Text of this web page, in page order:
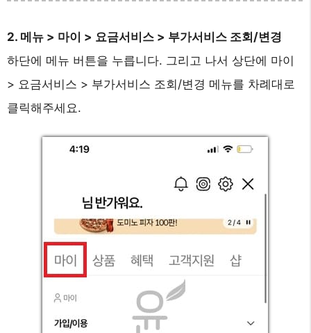
2. 메뉴 > 마이 > 요금서비스 > 부가서비스 조회/변경
하단에 메뉴 버튼을 누릅니다. 그리고 나서 상단에 마이
> 요금서비스 > 부가서비스 조회/변경 메뉴를 차례대로
클릭해주세요.